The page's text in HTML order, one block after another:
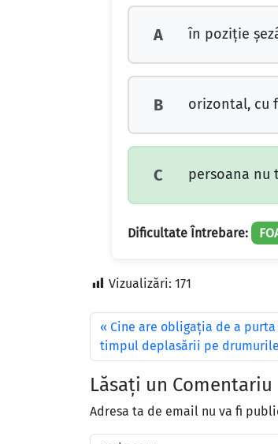
A în poziţie
B orizontal, cu
C persoana nu
Dificultate Întrebare:
Vizualizări: 171
Cine are obligaţia de a
timpul deplasării pe
Lăsați un Comentariu
Adresa ta de email nu va fi